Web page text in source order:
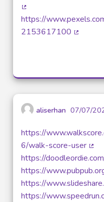
(External link)
https://
2153617100
aliserhan 07/07/
https://
6/walk-score-user
https://
https://
https://
https://